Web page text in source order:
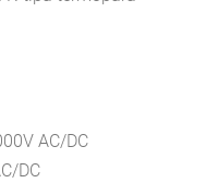
AC/DC
DC